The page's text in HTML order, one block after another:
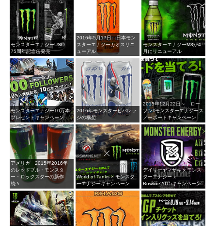
モンスターエナジーUSO
75周年記念缶発売
2016年5月17日 日本モン
スターエナジーカオスリニ
ューアル
モンスターエナジーM3が4
月にリニューアル
モンスターエナジー10万本
プレゼントキャンペーン
2016年モンスタービバレッ
ジの構想
2015年12月22日～ ロー
ソン☓モンスターエナジース
ノーボードキャンペーン
アメリカ 2015年2016年
のレッドブル・モンスタ
ー・ロックスターの新作
続々
World of Tanks × モンスタ
ーエナジーキャンペーン
デイリーヤマザキ x モンス
ターエナジー x
Bowline2015キャンペーン